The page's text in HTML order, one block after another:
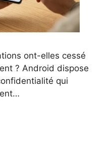
ont-elles cessé
? Android dispose
qui